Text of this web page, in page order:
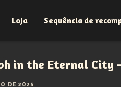
Loja Sequência de
in the Eternal City
DE 2025